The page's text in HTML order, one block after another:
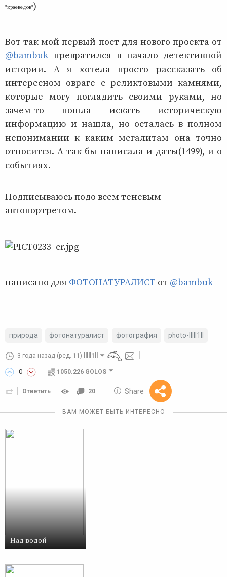
"краеведов")
Вот так мой первый пост для нового проекта от
@bambuk превратился в начало детективной
истории. А я хотела просто рассказать об
интересном овраге с реликтовыми камнями,
которые могу погладить своими руками, но
зачем-то пошла искать историческую
информацию и нашла, но осталась в полном
непонимании к каким мегалитам она точно
относится. А так бы написала и даты(1499), и о
событиях.
Подписываюсь подо всем теневым
автопортретом.
написано для ФОТОНАТУРАЛИСТ от @bambuk
природа фотонатуралист фотография photo-lllll1ll
3 года назад (ред. 11) lllll1ll
0 1050.226 GOLOS
Ответить 20 Share
Reward
10 GOLOS
ВАМ МОЖЕТ БЫТЬ ИНТЕРЕСНО
Над водой